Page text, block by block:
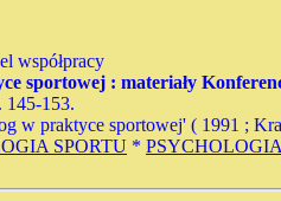
współpracy
sportowej : materiały
145-153.
w praktyce sportowej' ( 1991 ;
SPORTU * PSYCHOLOGIA